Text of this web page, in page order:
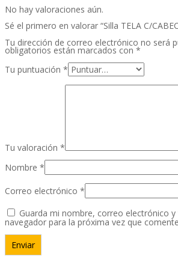
No hay valoraciones aún.
Sé el primero en valorar “Silla TELA C/
Tu dirección de correo electrónico no será
obligatorios están marcados con *
Tu puntuación *
Tu valoración *
Nombre *
Correo electrónico *
Guarda mi nombre, correo electrónico y
navegador para la próxima vez que